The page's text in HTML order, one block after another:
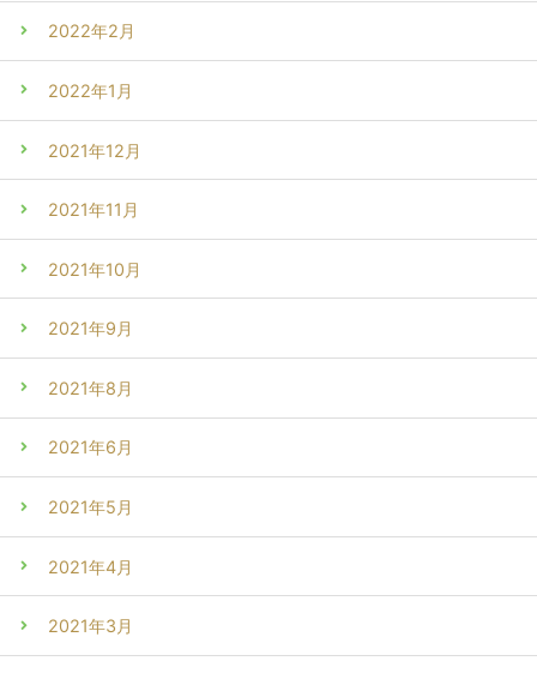
2022年2月
2022年1月
2021年12月
2021年11月
2021年10月
2021年9月
2021年8月
2021年6月
2021年5月
2021年4月
2021年3月